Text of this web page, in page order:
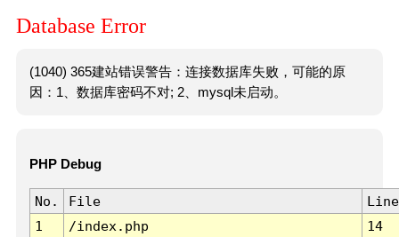
Database Error
(1040) 365建站错误警告：连接数据库失败，可能的原
因：1、数据库密码不对; 2、mysql未启动。
PHP Debug
No. File
Line
1
/index.php 14